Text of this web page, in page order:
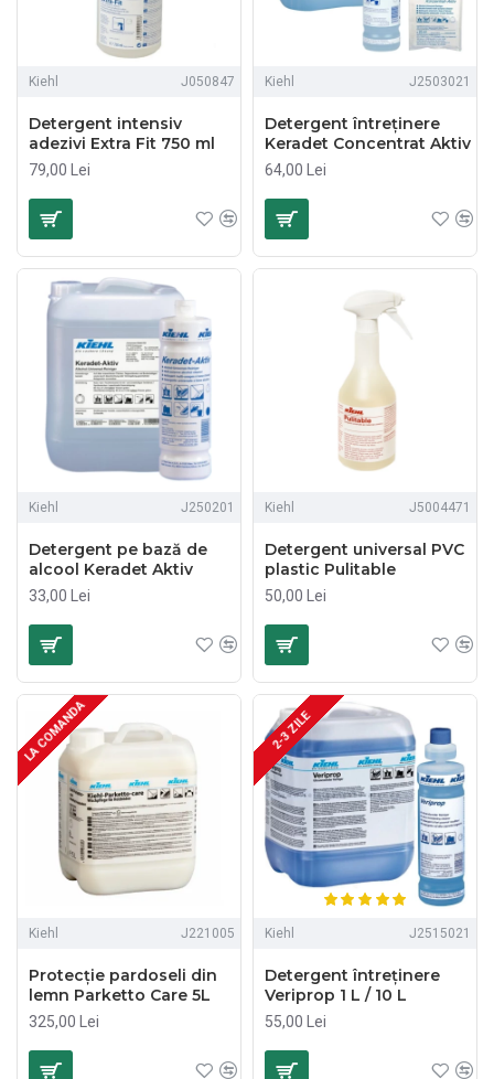
Kiehl J050847
Detergent intensiv
adezivi Extra Fit 750 ml
79,00 Lei
Kiehl J2503021
Detergent întreținere
Keradet Concentrat Aktiv
64,00 Lei
Kiehl J250201
Detergent pe bază de
alcool Keradet Aktiv
33,00 Lei
Kiehl J5004471
Detergent universal PVC
plastic Pulitable
50,00 Lei
LA COMANDA
Kiehl J221005
Protecție pardoseli din
lemn Parketto Care 5L
325,00 Lei
2-3 ZILE
Kiehl J2515021
Detergent întreținere
Veriprop 1 L / 10 L
55,00 Lei